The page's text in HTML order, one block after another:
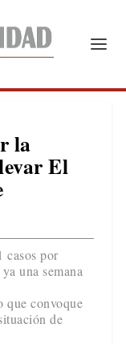
la
El
casos por
una semana
que convoque
de